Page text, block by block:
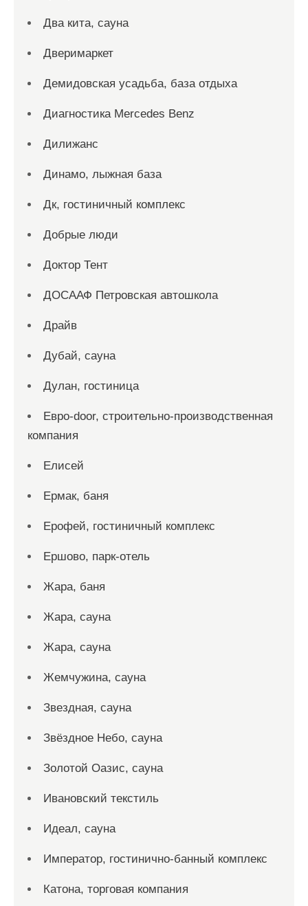
Два кита, сауна
Дверимаркет
Демидовская усадьба, база отдыха
Диагностика Mercedes Benz
Дилижанс
Динамо, лыжная база
Дк, гостиничный комплекс
Добрые люди
Доктор Тент
ДОСААФ Петровская автошкола
Драйв
Дубай, сауна
Дулан, гостиница
Евро-door, строительно-производственная
компания
Елисей
Ермак, баня
Ерофей, гостиничный комплекс
Ершово, парк-отель
Жара, баня
Жара, сауна
Жара, сауна
Жемчужина, сауна
Звездная, сауна
Звёздное Небо, сауна
Золотой Оазис, сауна
Ивановский текстиль
Идеал, сауна
Император, гостинично-банный комплекс
Катона, торговая компания